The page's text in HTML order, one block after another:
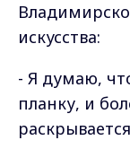
искусства:
- Я думаю,
планку, и